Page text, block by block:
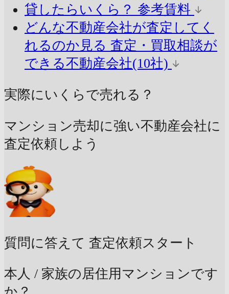
貸したらいくら？ 参考賃料
どんな不動産会社が査定してく
れるのか見る 査定・買取相談が
できる不動産会社(10社)
実際にいくらで売れる？
マンション売却に強い不動産会社に
査定依頼しよう
質問に答えて 査定依頼スタート
本人 / 家族の居住用マンションです